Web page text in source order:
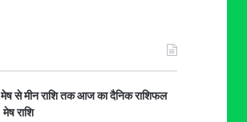
मेष से मीन राशि तक आज का दैनिक राशिफल
मेष राशि